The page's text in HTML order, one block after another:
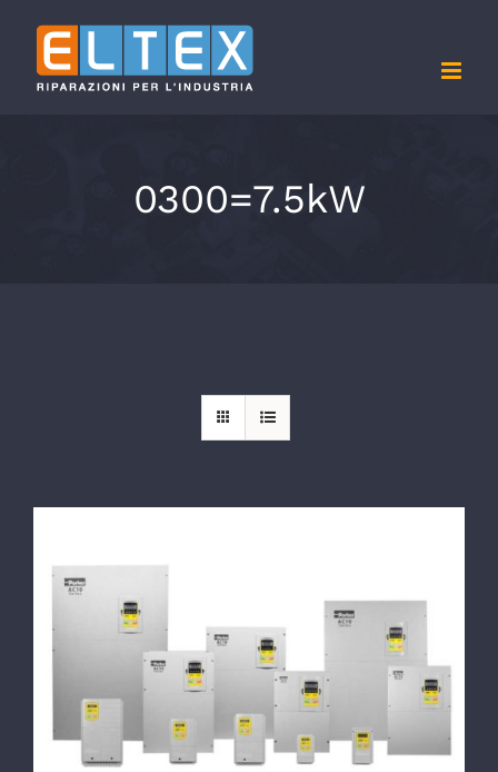
contenuto
0300=7.5kW
DETTAGLI